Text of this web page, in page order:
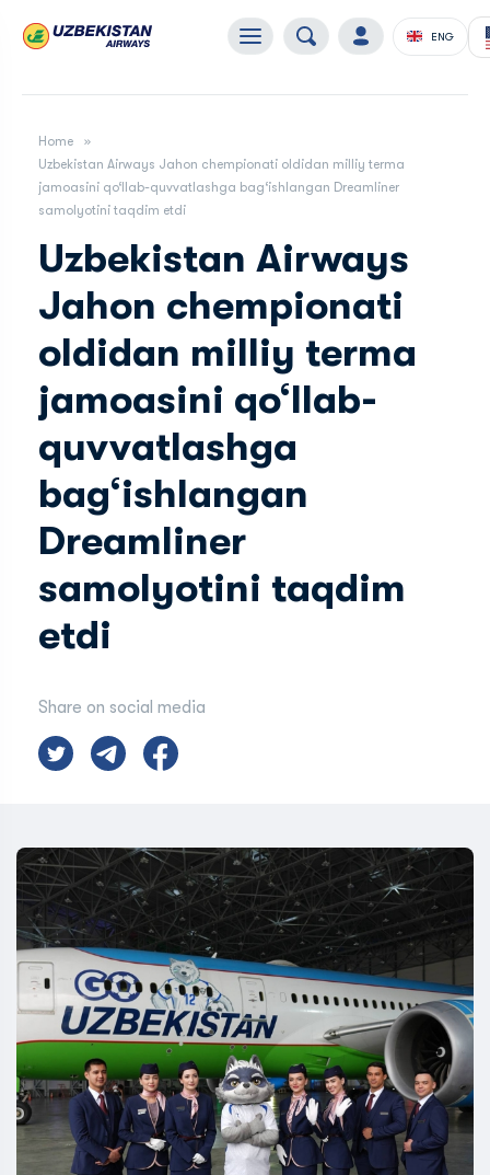
ENG
Home
Uzbekistan Airways Jahon chempionati oldidan milliy terma
jamoasini qo‘llab-quvvatlashga bag‘ishlangan Dreamliner
samolyotini taqdim etdi
Uzbekistan Airways
Jahon chempionati
oldidan milliy terma
jamoasini qo‘llab-
quvvatlashga
bag‘ishlangan
Dreamliner
samolyotini taqdim
etdi
Share on social media